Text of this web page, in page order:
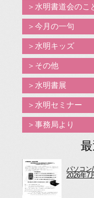
水明書道会のこ
今月の一句
水明キッズ
その他
水明書展
水明セミナー
事務局より
パソコ
2026年7